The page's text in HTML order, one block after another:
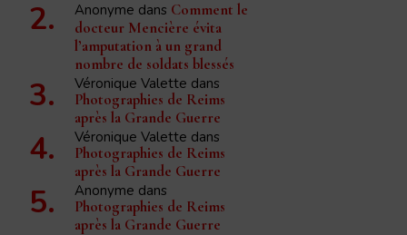
Anonyme dans Comment le
docteur Mencière évita
l’amputation à un grand
nombre de soldats blessés
Véronique Valette dans
Photographies de Reims
après la Grande Guerre
Véronique Valette dans
Photographies de Reims
après la Grande Guerre
Anonyme dans
Photographies de Reims
après la Grande Guerre